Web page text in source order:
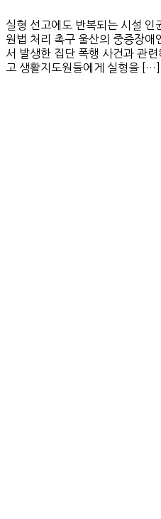
실형 선고에도 반복되는 시설
원법 처리 촉구 울산의 중증장애
서 발생한 집단 폭행 사건과 관
고 생활지도원들에게 실형을 […]